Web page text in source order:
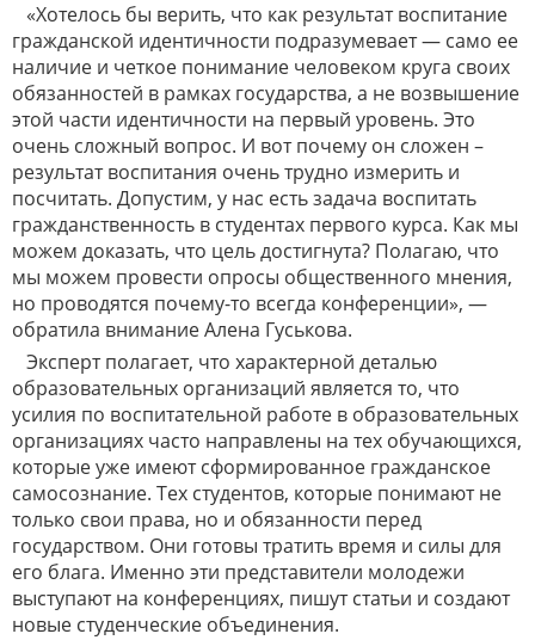
«Хотелось бы верить, что как результат воспитание
гражданской идентичности подразумевает — само ее
наличие и четкое понимание человеком круга своих
обязанностей в рамках государства, а не возвышение
этой части идентичности на первый уровень. Это
очень сложный вопрос. И вот почему он сложен –
результат воспитания очень трудно измерить и
посчитать. Допустим, у нас есть задача воспитать
гражданственность в студентах первого курса. Как мы
можем доказать, что цель достигнута? Полагаю, что
мы можем провести опросы общественного мнения,
но проводятся почему-то всегда конференции», —
обратила внимание Алена Гуськова.
Эксперт полагает, что характерной деталью
образовательных организаций является то, что
усилия по воспитательной работе в образовательных
организациях часто направлены на тех обучающихся,
которые уже имеют сформированное гражданское
самосознание. Тех студентов, которые понимают не
только свои права, но и обязанности перед
государством. Они готовы тратить время и силы для
его блага. Именно эти представители молодежи
выступают на конференциях, пишут статьи и создают
новые студенческие объединения.